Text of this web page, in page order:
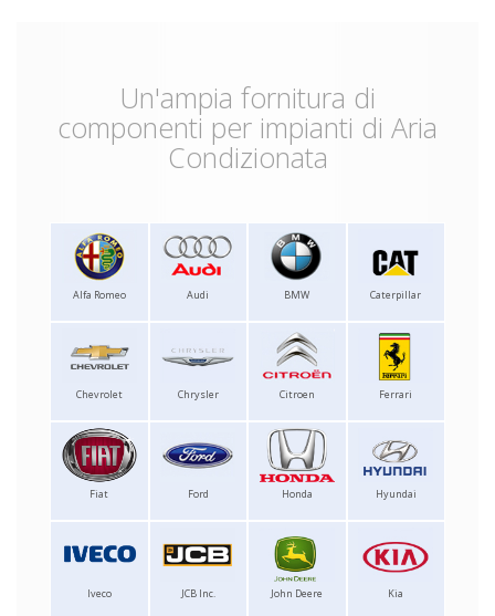
Un'ampia fornitura di
componenti per impianti di Aria
Condizionata
Alfa Romeo Audi BMW Caterpillar
Chevrolet Chrysler Citroen Ferrari
Fiat Ford Honda Hyundai
Iveco JCB Inc. John Deere Kia